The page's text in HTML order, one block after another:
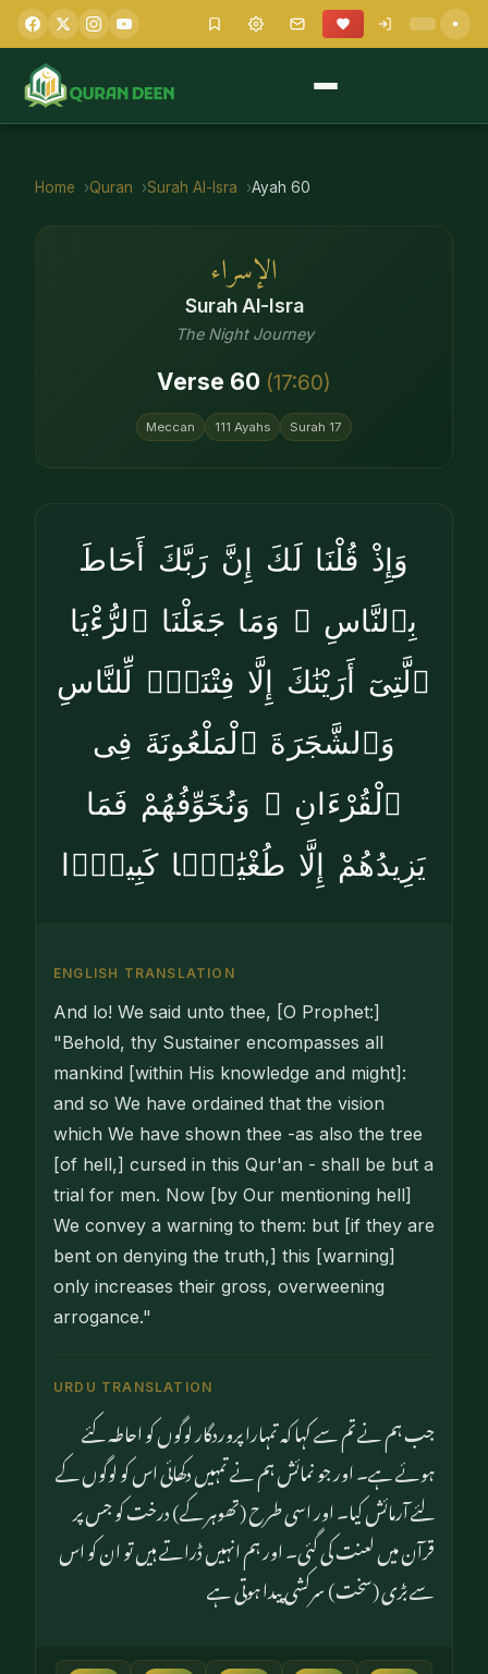
Home Quran Surah Al-Isra Ayah 60
الإسراء
Surah Al-Isra
The Night Journey
Verse 60 (17:60)
Meccan 111 Ayahs Surah 17
وَإِذْ قُلْنَا لَكَ إِنَّ رَبَّكَ أَحَاطَ
بِٱلنَّاسِ ۚ وَمَا جَعَلْنَا ٱلرُّءْيَا
ٱلَّتِىٓ أَرَيْنَٰكَ إِلَّا فِتْنَةًۭ لِّلنَّاسِ
وَٱلشَّجَرَةَ ٱلْمَلْعُونَةَ فِى
ٱلْقُرْءَانِ ۚ وَنُخَوِّفُهُمْ فَمَا
يَزِيدُهُمْ إِلَّا طُغْيَٰنًۭا كَبِيرًۭا
ENGLISH TRANSLATION
And lo! We said unto thee, [O Prophet:]
"Behold, thy Sustainer encompasses all
mankind [within His knowledge and might]:
and so We have ordained that the vision
which We have shown thee -as also the tree
[of hell,] cursed in this Qur'an - shall be but a
trial for men. Now [by Our mentioning hell]
We convey a warning to them: but [if they are
bent on denying the truth,] this [warning]
only increases their gross, overweening
arrogance."
URDU TRANSLATION
جب ہم نے تم سے کہا کہ تمہارا پروردگار لوگوں کو احاطہ کئے
ہوئے ہے۔ اور جو نمائش ہم نے تمہیں دکھائی اس کو لوگوں کے
لئے آرمائش کیا۔ اور اسی طرح (تھوہر کے) درخت کو جس پر
قرآن میں لعنت کی گئی۔ اور ہم انہیں ڈراتے ہیں تو ان کو اس
سے بڑی (سخت) سرکشی پیدا ہوتی ہے